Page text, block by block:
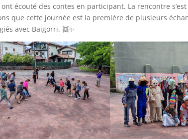
ont écouté des contes en participant. La rencontre
que cette journée est la première de plusieurs
avec Baigorri. 👯✨